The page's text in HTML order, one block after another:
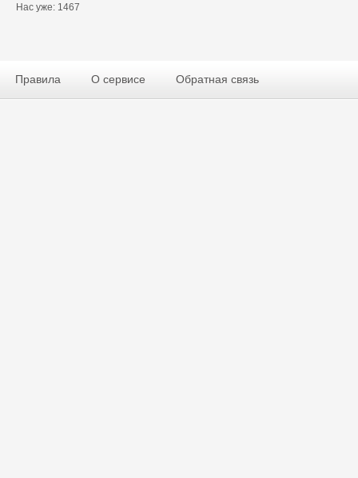
Нас уже: 1467
Правила О сервисе Обратная связь